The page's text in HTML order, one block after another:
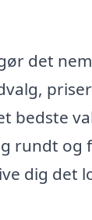
det
bedste
rundt og
dig det